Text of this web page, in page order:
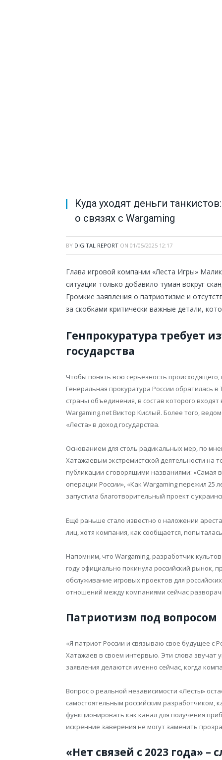
Куда уходят деньги
о связях с Wargaming
BY DIGITAL REPORT ON 01/05/2025 12:17
Глава игровой компании «Леста Игры»
ситуации только добавило туман вокруг
Громкие заявления о патриотизме и
за скобками критически важные детали,
Генпрокуратура требует
государства
Чтобы понять всю серьезность
Генеральная прокуратура России обратилась
страны объединения, в состав которого
Wargaming.net Виктор Кислый. Более того,
«Леста» в доход государства.
Основанием для столь радикальных мер, по
Хатажаевым экстремистской деятельности на
публикации с говорящими названиями: «Самая
операции России», «Как Wargaming пережил 25
запустила благотворительный проект с
Ещё раньше стало известно о наложении
лиц, хотя компания, как сообщается,
Напомним, что Wargaming, разработчик
году официально покинула российский рынок,
обслуживание игровых проектов для
отношений между компаниями сейчас
Патриотизм под вопросом
«Я патриот России и связываю свое будущее с
Хатажаев в своем интервью. Эти слова звучат
заявления делаются именно сейчас, когда
Вопрос о реальной независимости «Лесты»
самостоятельным российским разработчиком,
функционировать как канал для получения
искренние заверения не могут заменить
«Нет связей с 2023 года»